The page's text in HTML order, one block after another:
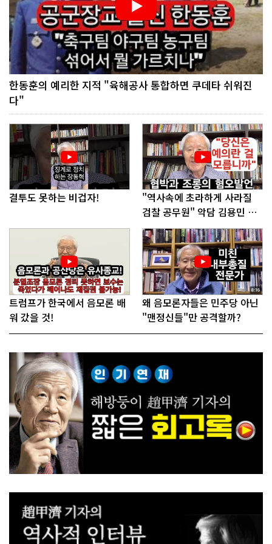
한동훈의 예리한 지적 "육해공사 통합하면 쿠데타 쉬워진
다"
결투도 못하는 비겁자!
"역사속에 초라하게 사라질
검찰 공무원" 악담 김용민 의
원에게!
트럼프가 한국에서 음모론 배
워 갔을 것!
왜 음모론자들은 민주당 아닌
"맨정신들"만 공격할까?